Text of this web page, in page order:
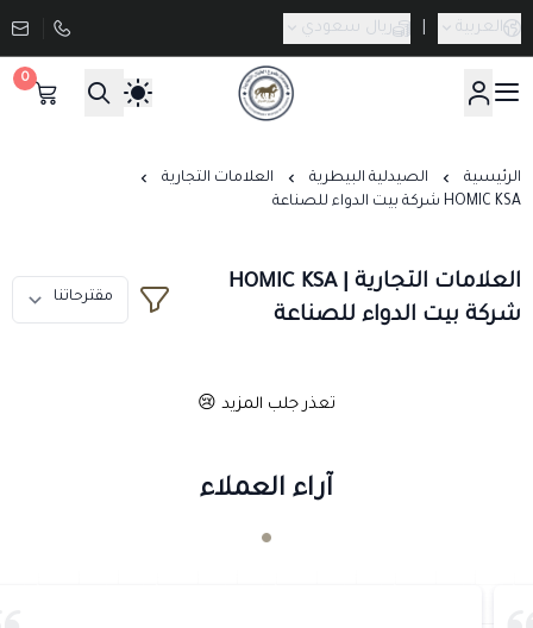
العربية ريال سعودي
صيدلية طموح الخيال البيطرية
0
الرئيسية الصيدلية البيطرية
العلامات التجارية
HOMIC KSA شركة بيت الدواء للصناعة
العلامات التجارية | HOMIC KSA
شركة بيت الدواء للصناعة
تعذر جلب المزيد 😢
آراء العملاء